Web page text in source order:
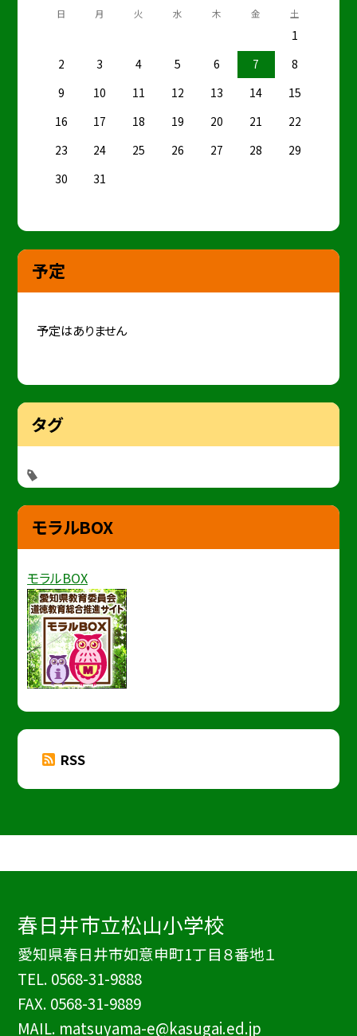
日 月 火 水 木 金 土
1
2
3 4 5 6 7
8
9
10 11 12 13 14
15
16
17 18 19 20 21
22
23
24 25 26 27 28
29
30
31
予定
予定はありません
タグ
モラルBOX
モラルBOX
RSS
春日井市立松山小学校
愛知県春日井市如意申町1丁目８番地１
TEL. 0568-31-9888
FAX. 0568-31-9889
MAIL. matsuyama-e@kasugai.ed.jp